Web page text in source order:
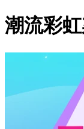
潮流彩